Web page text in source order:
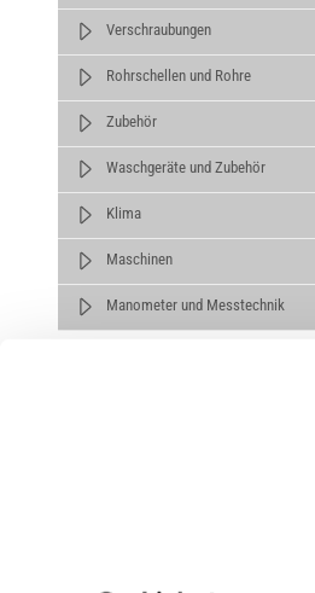
Verschraubungen
Rohrschellen und Rohre
Zubehör
Waschgeräte und Zubehör
Klima
Maschinen
Manometer und Messtechnik